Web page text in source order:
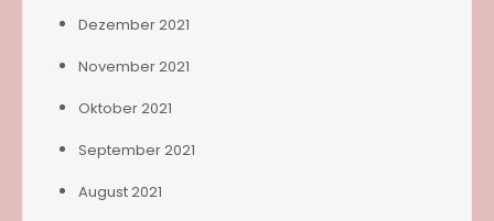
Dezember 2021
November 2021
Oktober 2021
September 2021
August 2021